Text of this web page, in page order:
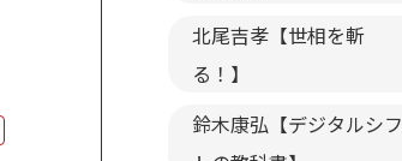
北尾吉孝【世相を斬
る！】
鈴木康弘【デジタルシフ